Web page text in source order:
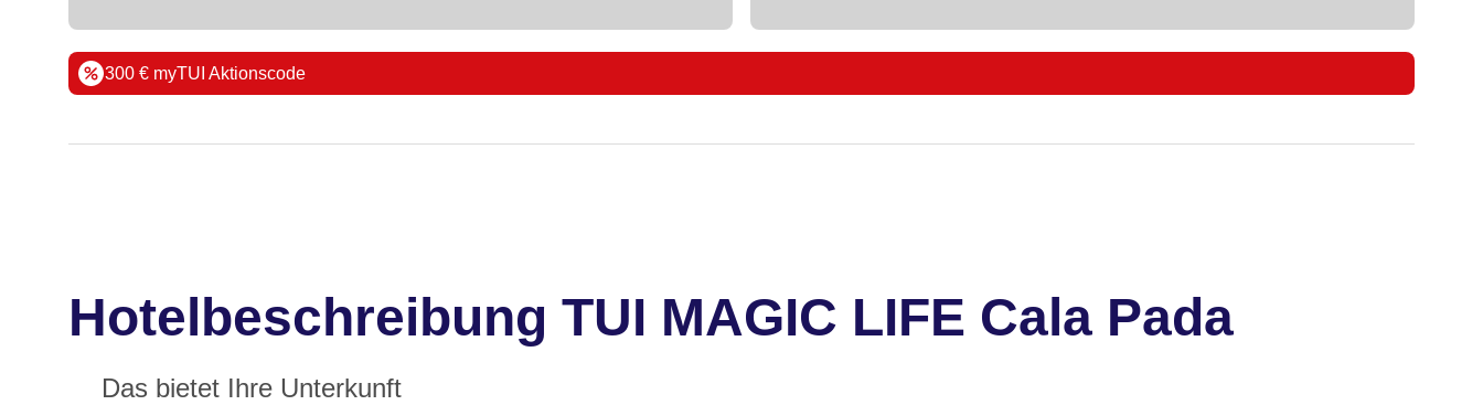
300 € myTUI Aktionscode
Hotelbeschreibung TUI MAGIC LIFE Cala Pada
Das bietet Ihre Unterkunft